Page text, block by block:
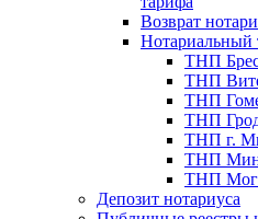
Возврат
ТНП
ТНП
ТНП
ТНП
ТНП г.
ТНП
ТНП
Депозит нотариуса